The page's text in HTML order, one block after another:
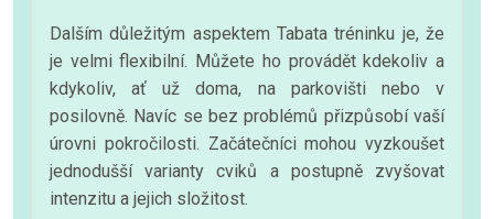
Dalším důležitým aspektem Tabata tréninku je, že
je velmi flexibilní. Můžete ho provádět kdekoliv a
kdykoliv, ať už doma, na parkovišti nebo v
posilovně. Navíc se bez problémů přizpůsobí vaší
úrovni pokročilosti. Začátečníci mohou vyzkoušet
jednodušší varianty cviků a postupně zvyšovat
intenzitu a jejich složitost.